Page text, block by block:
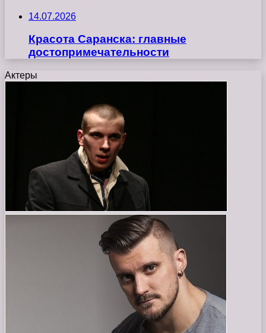
14.07.2026
Красота Саранска: главные
достопримечательности
Актеры